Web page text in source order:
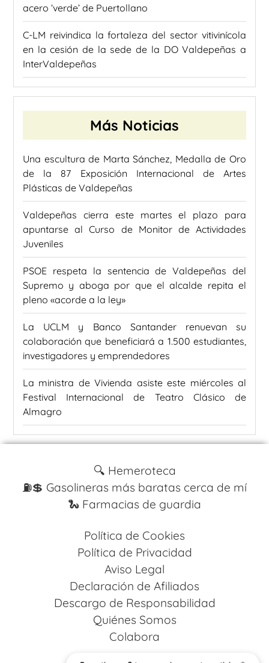
acero ‘verde’ de Puertollano
C-LM reivindica la fortaleza del sector vitivinícola
en la cesión de la sede de la DO Valdepeñas a
InterValdepeñas
Más Noticias
Una escultura de Marta Sánchez, Medalla de Oro
de la 87 Exposición Internacional de Artes
Plásticas de Valdepeñas
Valdepeñas cierra este martes el plazo para
apuntarse al Curso de Monitor de Actividades
Juveniles
PSOE respeta la sentencia de Valdepeñas del
Supremo y aboga por que el alcalde repita el
pleno «acorde a la ley»
La UCLM y Banco Santander renuevan su
colaboración que beneficiará a 1.500 estudiantes,
investigadores y emprendedores
La ministra de Vivienda asiste este miércoles al
Festival Internacional de Teatro Clásico de
Almagro
🔍 Hemeroteca
⛽️💲 Gasolineras más baratas cerca de mí
🐍 Farmacias de guardia
Política de Cookies
Política de Privacidad
Aviso Legal
Declaración de Afiliados
Descargo de Responsabilidad
Quiénes Somos
Colabora